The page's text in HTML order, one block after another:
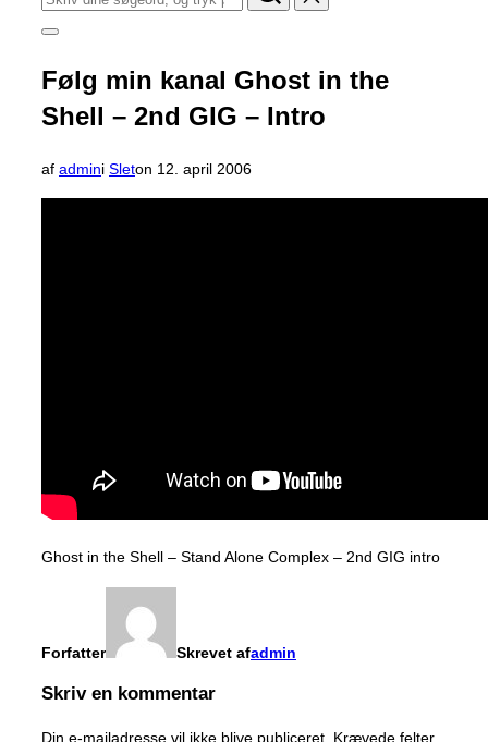
efter:
Slå
i
sidekolonne
til/fra
Følg min kanal Ghost in the
Shell – 2nd GIG – Intro
af admini Sleton Udgivet
d.
12. april 2006
Ghost in the Shell – Stand Alone Complex – 2nd GIG intro
Forfatter Skrevet afadmin
Skriv en kommentar
Din e-mailadresse vil ikke blive publiceret. Krævede felter